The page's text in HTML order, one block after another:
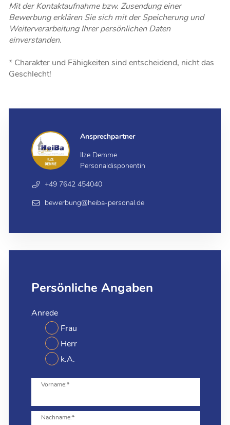
Ansprechpartner
Ilze Demme
Personaldisponentin
+49 7642 454040
bewerbung@heiba-personal.de
Persönliche Angaben
Anrede
Frau
Herr
k.A.
Vorname:*
Nachname:*
Mit der Kontaktaufnahme bzw. Zusendung einer
Bewerbung erklären Sie sich mit der Speicherung und
Weiterverarbeitung Ihrer persönlichen Daten
einverstanden.
* Charakter und Fähigkeiten sind entscheidend, nicht das
Geschlecht!